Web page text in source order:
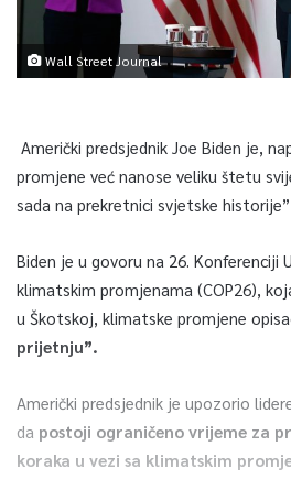
Wall Street Journal
Američki predsjednik Joe Biden je,
promjene već nanose veliku štetu
sada na prekretnici svjetske
Biden je u govoru na 26. Konferenciji
klimatskim promjenama (COP26),
u Škotskoj, klimatske promjene
prijetnju”.
Američki predsjednik je upozorio
da postoji ograničeno vrijeme za
koraka u vezi sa klimatskim